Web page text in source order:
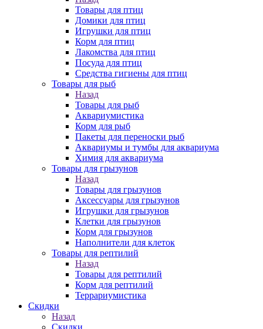
Товары для птиц
Домики для птиц
Игрушки для птиц
Корм для птиц
Лакомства для птиц
Посуда для птиц
Средства гигиены для птиц
Товары для рыб
Назад
Товары для рыб
Аквариумистика
Корм для рыб
Пакеты для переноски рыб
Аквариумы и тумбы для аквариума
Химия для аквариума
Товары для грызунов
Назад
Товары для грызунов
Аксессуары для грызунов
Игрушки для грызунов
Клетки для грызунов
Корм для грызунов
Наполнители для клеток
Товары для рептилий
Назад
Товары для рептилий
Корм для рептилий
Террариумистика
Скидки
Назад
Скидки